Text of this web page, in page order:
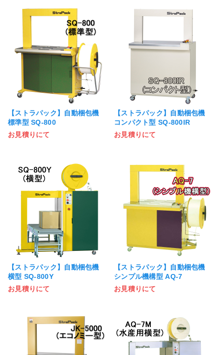
【ストラパック】自動梱包機
標準型 SQ-800
お見積りにて
【ストラパック】自動梱包機
コンパクト型 SQ-800IR
お見積りにて
【ストラパック】自動梱包機
横型 SQ-800Y
お見積りにて
【ストラパック】自動梱包機
シンプル機構型 AQ-7
お見積りにて